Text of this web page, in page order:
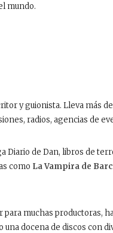
mundo.
y guionista. Lleva más
radios, agencias de
Diario de Dan, libros de
como La Vampira de
muchas productoras,
docena de discos con